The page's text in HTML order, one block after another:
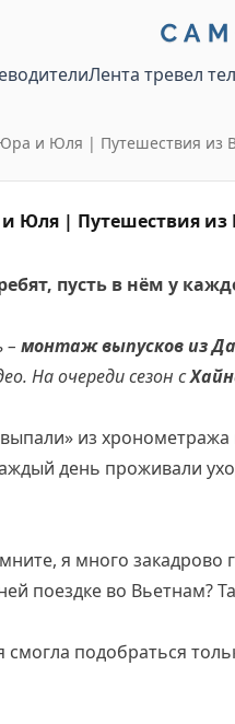
Лента тревел
и Юля | Путешествия из
Юля | Путешествия из
пусть в нём у
– монтаж выпусков из
На очереди сезон с
из
день проживали
я много закадрово
поездке во Вьетнам?
подобраться